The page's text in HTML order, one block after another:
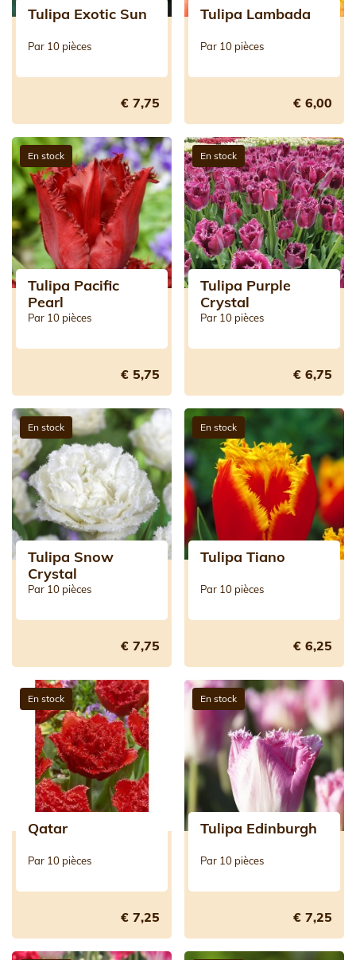
Tulipa Exotic Sun
Par 10 pièces
€ 7,75
Tulipa Lambada
Par 10 pièces
€ 6,00
En stock
Tulipa Pacific
Pearl
Par 10 pièces
€ 5,75
En stock
Tulipa Purple
Crystal
Par 10 pièces
€ 6,75
En stock
Tulipa Snow
Crystal
Par 10 pièces
€ 7,75
En stock
Tulipa Tiano
Par 10 pièces
€ 6,25
En stock
Qatar
Par 10 pièces
€ 7,25
En stock
Tulipa Edinburgh
Par 10 pièces
€ 7,25